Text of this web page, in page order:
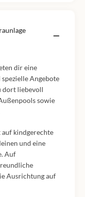
dir eine
Angebote
dort liebevoll
sowie
kindgerechte
und eine
Auf
Ausrichtung auf